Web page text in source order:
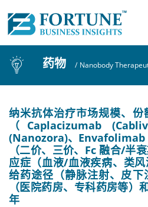
药物 / Nanobody
纳米抗体治疗市场规模、
（Caplacizumab
(Nanozora)、Envafolimab
（二价、三价、Fc 融合/半
应症（血液/血液疾病、类
给药途径（静脉注射、皮
（医院药房、专科药房等）
年